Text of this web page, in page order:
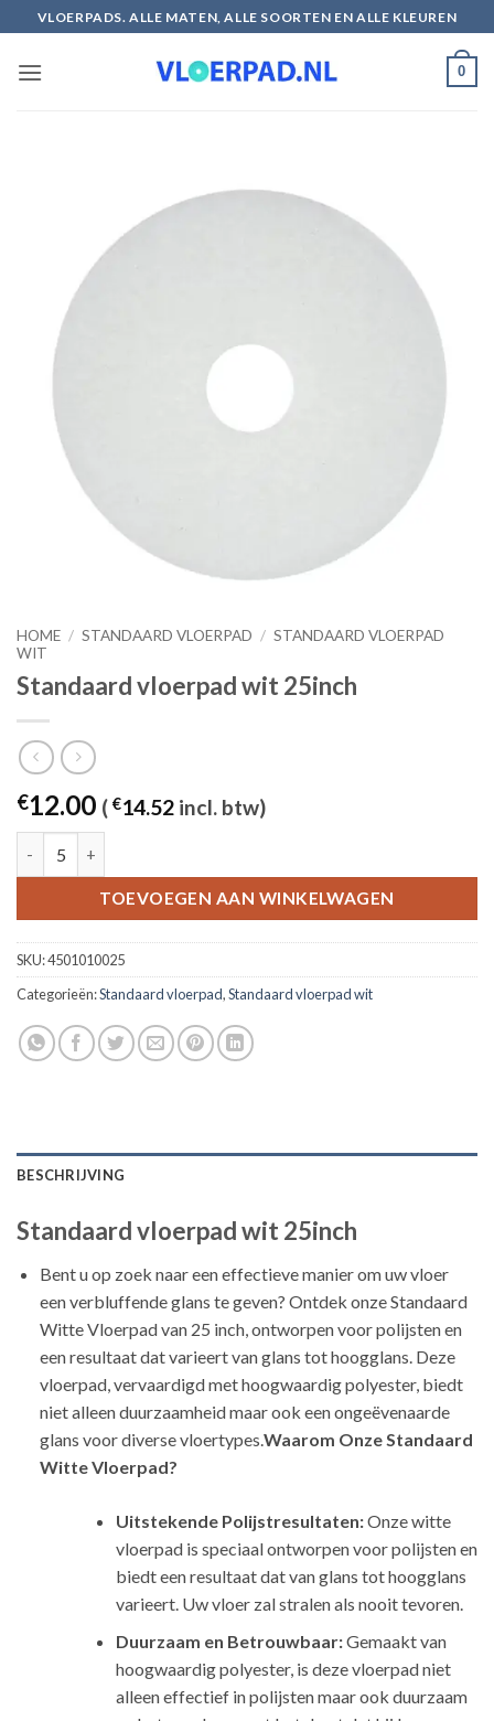
naar
inhoud
VLOERPADS. ALLE MATEN, ALLE SOORTEN EN ALLE KLEUREN
0
HOME / STANDAARD VLOERPAD / STANDAARD VLOERPAD
WIT
Standaard vloerpad wit 25inch
€12.00 ( €14.52 incl. btw)
TOEVOEGEN AAN WINKELWAGEN
SKU:4501010025
Categorieën:Standaard vloerpad,Standaard vloerpad wit
BESCHRIJVING
Standaard vloerpad wit 25inch
Bent u op zoek naar een effectieve manier om uw vloer
een verbluffende glans te geven? Ontdek onze Standaard
Witte Vloerpad van 25 inch, ontworpen voor polijsten en
een resultaat dat varieert van glans tot hoogglans. Deze
vloerpad, vervaardigd met hoogwaardig polyester, biedt
niet alleen duurzaamheid maar ook een ongeëvenaarde
glans voor diverse vloertypes. Waarom Onze Standaard
Witte Vloerpad?
Uitstekende Polijstresultaten:Onze witte
vloerpad is speciaal ontworpen voor polijsten en
biedt een resultaat dat van glans tot hoogglans
varieert. Uw vloer zal stralen als nooit tevoren.
Duurzaam en Betrouwbaar:Gemaakt van
hoogwaardig polyester, is deze vloerpad niet
alleen effectief in polijsten maar ook duurzaam